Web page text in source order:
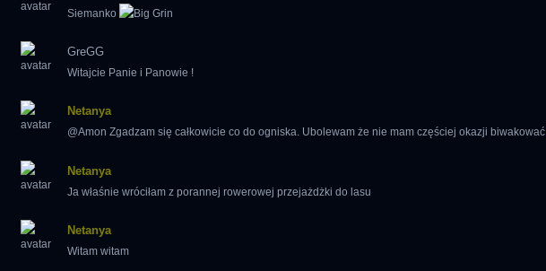
Siemanko
GreGG
Witajcie Panie i Panowie !
Netanya
@Amon Zgadzam się całkowicie co do ogniska. Ubolewam że nie mam częściej okazji biwakować
Netanya
Ja właśnie wróciłam z porannej rowerowej przejażdżki do lasu
Netanya
Witam witam